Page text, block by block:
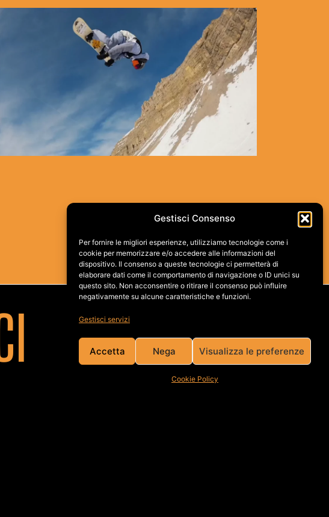
Gestisci Consenso
Per fornire le migliori esperienze, utilizziamo tecnologie come i
cookie per memorizzare e/o accedere alle informazioni del
dispositivo. Il consenso a queste tecnologie ci permetterà di
elaborare dati come il comportamento di navigazione o ID unici su
questo sito. Non acconsentire o ritirare il consenso può influire
negativamente su alcune caratteristiche e funzioni.
Gestisci servizi
Accetta Nega Visualizza le preferenze
Cookie Policy
BURTON
MOUNTAIN MASH